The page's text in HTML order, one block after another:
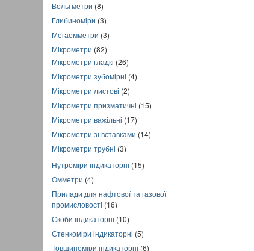
Вольтметри (8)
Глибиноміри (3)
Мегаомметри (3)
Мікрометри (82)
Мікрометри гладкі (26)
Мікрометри зубомірні (4)
Мікрометри листові (2)
Мікрометри призматичні (15)
Мікрометри важільні (17)
Мікрометри зі вставками (14)
Мікрометри трубні (3)
Нутроміри індикаторні (15)
Омметри (4)
Прилади для нафтової та газової
промисловості (16)
Скоби індикаторні (10)
Стенкоміри індикаторні (5)
Товщиноміри індикаторні (6)